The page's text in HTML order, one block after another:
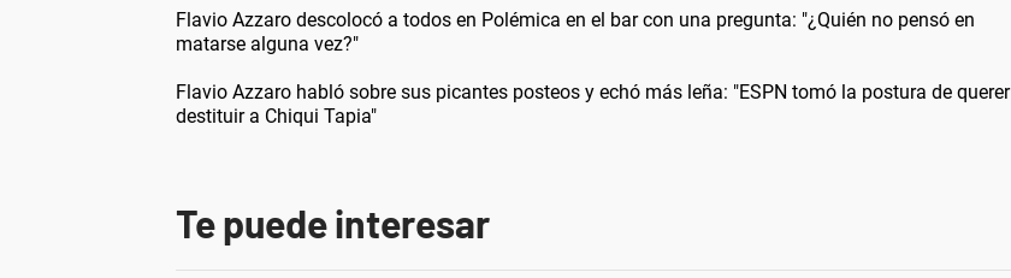
Flavio Azzaro descolocó a todos en Polémica en el bar con una pregunta: "¿Quién no pensó en
matarse alguna vez?"
Flavio Azzaro habló sobre sus picantes posteos y echó más leña: "ESPN tomó la postura de querer
destituir a Chiqui Tapia"
Te puede interesar